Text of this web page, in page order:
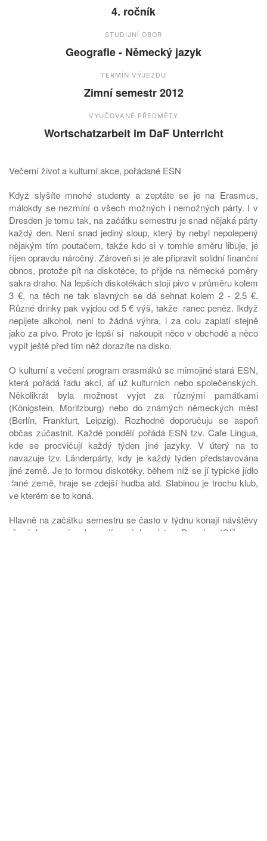
4. ročník
STUDIJNÍ OBOR
Geografie - Německý jazyk
TERMÍN VÝJEZDU
Zimní semestr 2012
VYUČOVANÉ PŘEDMĚTY
Wortschatzarbeit im DaF Unterricht
Večerní život a kulturní akce, pořádané ESN
Když slyšíte mnohé studenty a zeptáte se je na Erasmus,
málokdy se nezmíní o všech možných i nemožných párty. I v
Dresden je tomu tak, na začátku semestru je snad nějaká párty
každý den. Není snad jediný sloup, který by nebyl nepolepený
nějakým tím poutačem, takže kdo si v tomhle směru libuje, je
říjen opravdu náročný. Zároveň si je ale připravit solidní finanční
obnos, protože pít na diskotéce, to přijde na německé poměry
sakra draho. Na lepších diskotékách stojí pivo v průměru kolem
3 €, na těch ne tak slavných se dá sehnat kolem 2 - 2,5 €.
Různé drinky pak vyjdou od 5 € výš, takže ranec peněz. Ikdyž
nepijete alkohol, není to žádná výhra, i za colu zaplatí stejně
jako za pivo. Proto je lepší si nakoupit něco v obchodě a něco
vypít ještě před tím něž dorazíte na disko.
O kulturní a večení program erasmáků se mimojiné stará ESN,
která pořádá řadu akcí, ať už kulturních nebo společenských.
Několikrát byla možnost vyjet za různými památkami
(Königstein, Moritzburg) nebo do známých německých měst
(Berlín, Frankfurt, Leipzig). Rozhodně doporučuju se aspoň
občas zúčastnit. Každé pondělí pořádá ESN tzv. Cafe Lingua,
kde se procvičují každý týden jiné jazyky. V úterý na to
navazuje tzv. Länderpárty, kdy je každý týden představována
jiné země. Je to formou diskotéky, během níž se jí typické jídlo
dané země, hraje se zdejší hudba atd. Slabinou je trochu klub,
ve kterém se to koná.
Hlavně na začátku semestru se často v týdnu konají návštěvy
různých muzeí nebo zajímavých míst v Dresden (Gläserne